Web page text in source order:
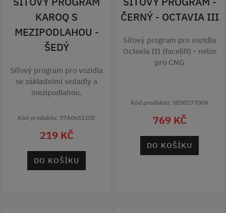
KAROQ S
MEZIPODLAHOU -
ŠEDÝ
Síťový program pro vozidla
se základními sedadly a
mezipodlahou.
Kód produktu: 57A065110E
219 KČ
DO KOŠÍKU
ČERNÝ - OCTAVIA III
Síťový program pro vozidla
Octavia III (facelift) - nelze
pro CNG
Kód produktu: 5E0017700A
769 KČ
DO KOŠÍKU